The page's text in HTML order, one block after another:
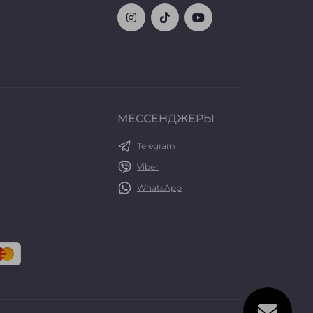
МЕССЕНДЖЕРЫ
Telegram
Viber
WhatsApp